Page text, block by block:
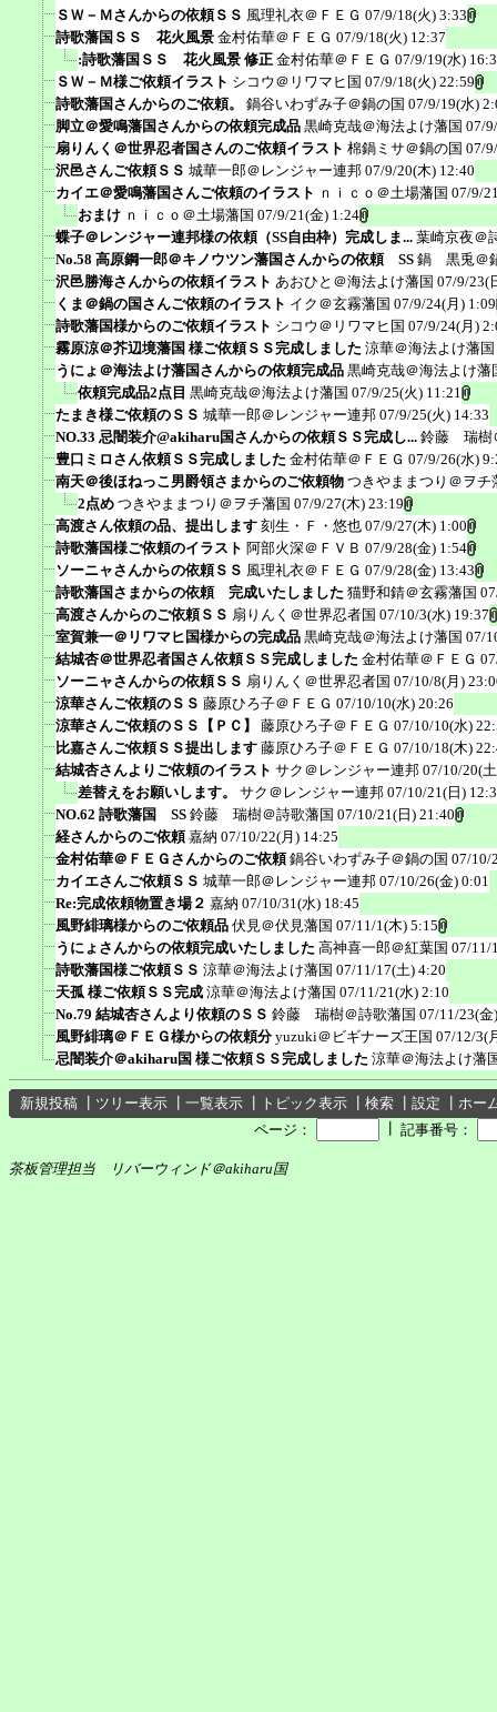
ＳＷ－Ｍさんからの依頼ＳＳ 風理礼衣＠ＦＥＧ 07/9/18(火) 3:33
詩歌藩国ＳＳ 花火風景 金村佑華＠ＦＥＧ 07/9/18(火) 12:37
:詩歌藩国ＳＳ 花火風景 修正 金村佑華＠ＦＥＧ 07/9/19(水)
ＳＷ－Ｍ様ご依頼イラスト シコウ＠リワマヒ国 07/9/18(火) 22:59
詩歌藩国さんからのご依頼。
鍋谷いわずみ子＠鍋の国 07/9/19(水)
脚立＠愛鳴藩国さんからの依頼完成品 黒崎克哉＠海法よけ藩国 07/
扇りんく＠世界忍者国さんのご依頼イラスト 棉鍋ミサ＠鍋の国 07/
沢邑さんご依頼ＳＳ 城華一郎＠レンジャー連邦 07/9/20(木) 12:40
カイエ＠愛鳴藩国さんご依頼のイラスト ｎｉｃｏ＠土場藩国 07/9/
おまけ ｎｉｃｏ＠土場藩国 07/9/21(金) 1:24
蝶子＠レンジャー連邦様の依頼（SS自由枠）完成しま... 葉崎京夜＠
No.58 高原鋼一郎＠キノウツン藩国さんからの依頼 SS 鍋 黒兎＠
沢邑勝海さんからの依頼イラスト あおひと＠海法よけ藩国 07/9/23(
くま＠鍋の国さんご依頼のイラスト イク＠玄霧藩国 07/9/24(月) 1:09
詩歌藩国様からのご依頼イラスト シコウ＠リワマヒ国 07/9/24(月)
霧原涼＠芥辺境藩国 様ご依頼ＳＳ完成しました 涼華＠海法よけ藩国
うにょ＠海法よけ藩国さんからの依頼完成品 黒崎克哉＠海法よけ藩
依頼完成品2点目 黒崎克哉＠海法よけ藩国 07/9/25(火) 11:21
たまき様ご依頼のＳＳ 城華一郎＠レンジャー連邦 07/9/25(火) 14:33
NO.33 忌闇装介@akiharu国さんからの依頼ＳＳ完成し... 鈴藤 瑞樹
豊口ミロさん依頼ＳＳ完成しました 金村佑華＠ＦＥＧ 07/9/26(水)
南天＠後ほねっこ男爵領さまからのご依頼物 つきやままつり＠ヲチ
2点め つきやままつり＠ヲチ藩国 07/9/27(木) 23:19
高渡さん依頼の品、提出します 刻生・Ｆ・悠也 07/9/27(木) 1:00
詩歌藩国様ご依頼のイラスト 阿部火深＠ＦＶＢ 07/9/28(金) 1:54
ソーニャさんからの依頼ＳＳ 風理礼衣＠ＦＥＧ 07/9/28(金) 13:43
詩歌藩国さまからの依頼 完成いたしました 猫野和錆＠玄霧藩国
高渡さんからのご依頼ＳＳ 扇りんく＠世界忍者国 07/10/3(水) 19:37
室賀兼一＠リワマヒ国様からの完成品 黒崎克哉＠海法よけ藩国 07/
結城杏＠世界忍者国さん依頼ＳＳ完成しました 金村佑華＠ＦＥＧ
ソーニャさんからの依頼ＳＳ 扇りんく＠世界忍者国 07/10/8(月)
涼華さんご依頼のＳＳ 藤原ひろ子＠ＦＥＧ 07/10/10(水) 20:26
涼華さんご依頼のＳＳ【ＰＣ】
藤原ひろ子＠ＦＥＧ 07/10/10(水)
比嘉さんご依頼ＳＳ提出します 藤原ひろ子＠ＦＥＧ 07/10/18(木)
結城杏さんよりご依頼のイラスト サク＠レンジャー連邦 07/10/20(
差替えをお願いします。
サク＠レンジャー連邦 07/10/21(日)
NO.62 詩歌藩国 SS 鈴藤 瑞樹＠詩歌藩国 07/10/21(日) 21:40
経さんからのご依頼 嘉納 07/10/22(月) 14:25
金村佑華＠ＦＥＧさんからのご依頼 鍋谷いわずみ子＠鍋の国 07/10/
カイエさんご依頼ＳＳ 城華一郎＠レンジャー連邦 07/10/26(金) 0:01
Re:完成依頼物置き場２ 嘉納 07/10/31(水) 18:45
風野緋璃様からのご依頼品 伏見＠伏見藩国 07/11/1(木) 5:15
うにょさんからの依頼完成いたしました 高神喜一郎＠紅葉国 07/11/
詩歌藩国様ご依頼ＳＳ 涼華＠海法よけ藩国 07/11/17(土) 4:20
天孤 様ご依頼ＳＳ完成 涼華＠海法よけ藩国 07/11/21(水) 2:10
No.79 結城杏さんより依頼のＳＳ 鈴藤 瑞樹＠詩歌藩国 07/11/23(金
風野緋璃＠ＦＥＧ様からの依頼分 yuzuki＠ビギナーズ王国 07/12/3(
忌闇装介＠akiharu国 様ご依頼ＳＳ完成しました 涼華＠海法よけ藩
新規投稿 ツリー表示 一覧表示 トピック表示 検索 設定
ホー
ページ：
記事番号：
茶板管理担当 リバーウィンド＠akiharu国